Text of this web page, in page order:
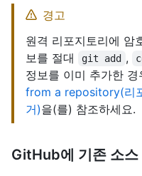
경고
원격 리포지토리에 암
보를 절대
git add ,
정보를 이미 추가한 경
from a repository(리
거)을(를) 참조하세요.
GitHub에 기존 소스